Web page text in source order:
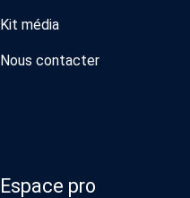
Kit média
Nous contacter
Espace pro